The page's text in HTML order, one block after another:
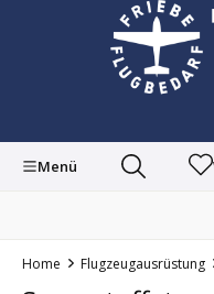
Menü
Home Flugzeugausrüstung